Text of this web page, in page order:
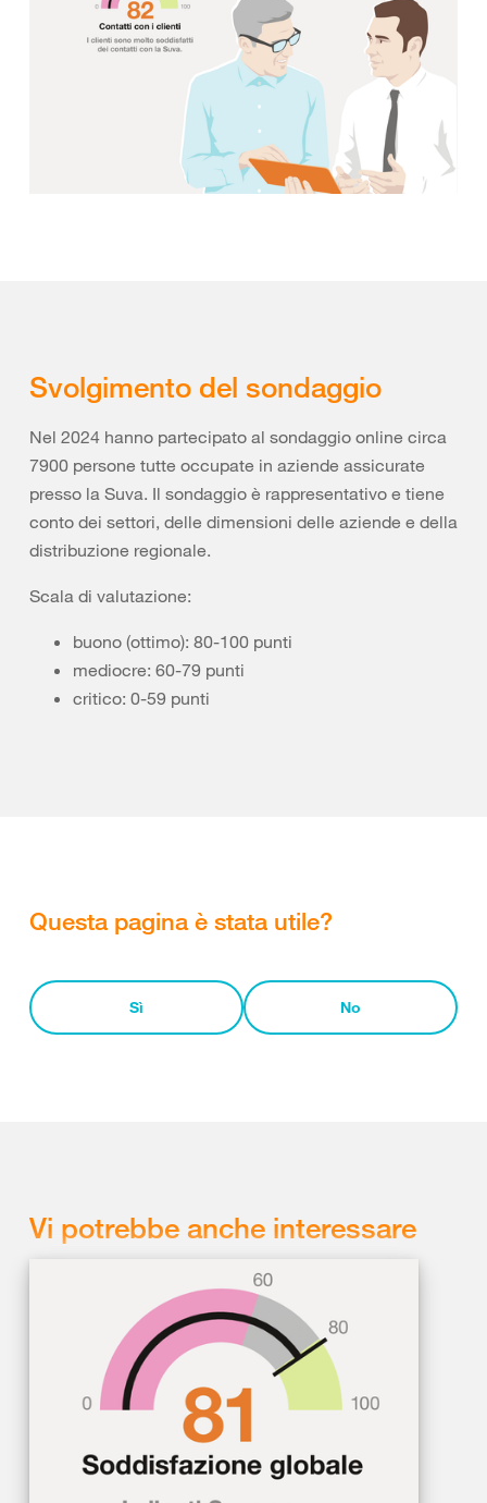
Svolgimento del sondaggio
Nel 2024 hanno partecipato al sondaggio online circa
7900 persone tutte occupate in aziende assicurate
presso la Suva. Il sondaggio è rappresentativo e tiene
conto dei settori, delle dimensioni delle aziende e della
distribuzione regionale.
Scala di valutazione:
buono (ottimo): 80-100 punti
mediocre: 60-79 punti
critico: 0-59 punti
Questa pagina è stata utile?
Sì No
Vi potrebbe anche interessare